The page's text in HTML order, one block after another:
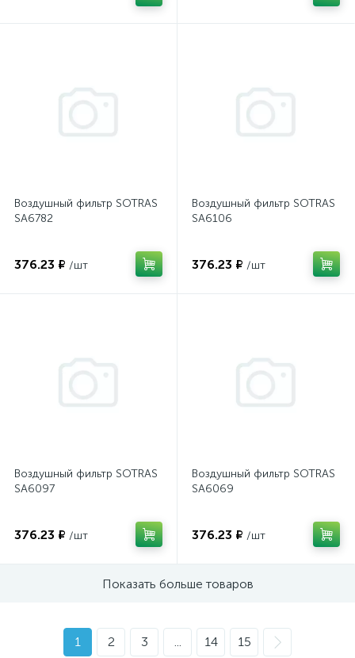
Воздушный фильтр SOTRAS
SA6782
376.23 ₽ /шт
Воздушный фильтр SOTRAS
SA6106
376.23 ₽ /шт
Воздушный фильтр SOTRAS
SA6097
376.23 ₽ /шт
Воздушный фильтр SOTRAS
SA6069
376.23 ₽ /шт
Показать больше товаров
1 2 3 ... 14 15